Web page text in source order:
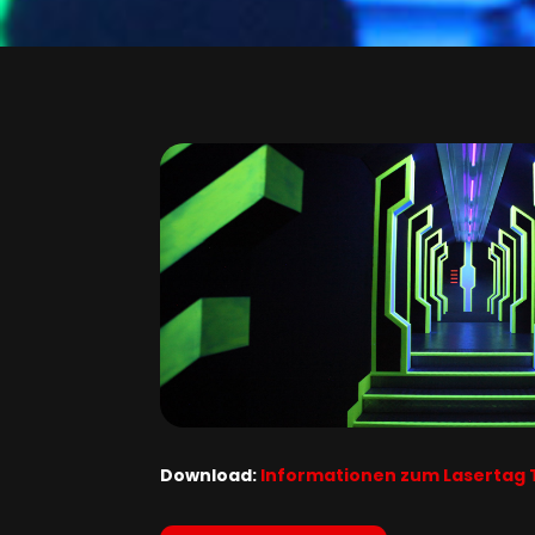
Download: Informationen zum Lasertag